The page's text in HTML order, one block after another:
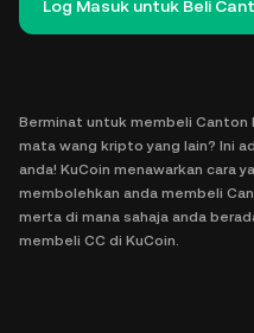
Log Masuk untuk Beli
Berminat untuk membeli Canton
mata wang kripto yang lain? Ini
anda! KuCoin menawarkan cara
membolehkan anda membeli
merta di mana sahaja anda
membeli CC di KuCoin.